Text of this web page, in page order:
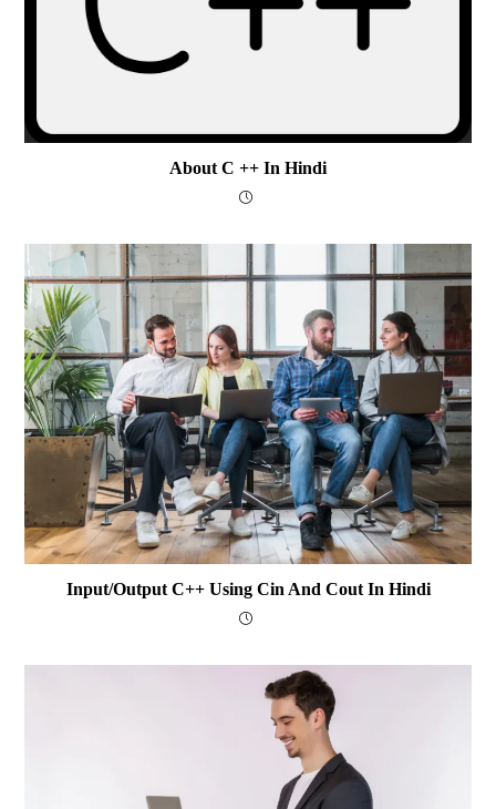
About C ++ In Hindi
Input/Output C++ Using Cin And Cout In Hindi